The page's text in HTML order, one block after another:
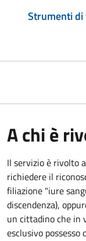
Strumenti
A chi è
Il servizio è rivolto
richiedere il
filiazione "iure
discendenza),
un cittadino che in
esclusivo